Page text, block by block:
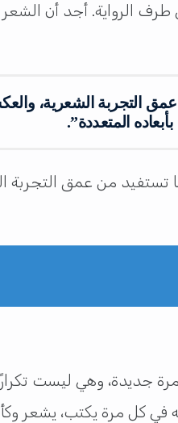
الرواية. أجد أن الشعر
عمق التجربة الشعرية،
المتعددة”.
ما تستفيد من عمق
جديدة، وهي ليست
كل مرة يكتب، يشعر